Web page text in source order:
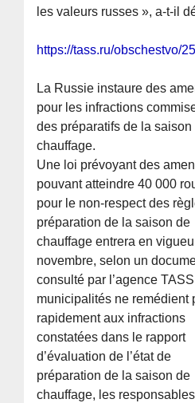
les valeurs russes », a-t-il
https://tass.ru/obschestvo/
La Russie instaure des
pour les infractions
des préparatifs de la saison
chauffage.
Une loi prévoyant des
pouvant atteindre 40 000
pour le non-respect des
préparation de la saison de
chauffage entrera en
novembre, selon un
consulté par l’agence
municipalités ne remédient
rapidement aux infractions
constatées dans le rapport
d’évaluation de l’état de
préparation de la saison de
chauffage, les responsables